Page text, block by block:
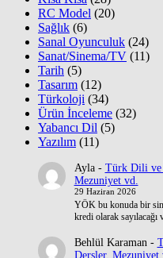
RC Model (20)
Sağlık (6)
Sanal Oyunculuk (24)
Sanat/Sinema/TV (11)
Tarih (5)
Tasarım (12)
Türkoloji (34)
Ürün İnceleme (32)
Yabancı Dil (5)
Yazılım (11)
Ayla- Türk Dili ve
Mezuniyet vd.
29 Haziran 2026
YÖK bu konuda bir
kredi olarak
Behlül Karaman-
Dersler, Mezuniyet